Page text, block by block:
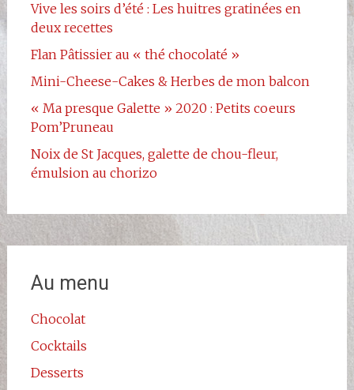
Vive les soirs d’été : Les huitres gratinées en
deux recettes
Flan Pâtissier au « thé chocolaté »
Mini-Cheese-Cakes & Herbes de mon balcon
« Ma presque Galette » 2020 : Petits coeurs
Pom’Pruneau
Noix de St Jacques, galette de chou-fleur,
émulsion au chorizo
Au menu
Chocolat
Cocktails
Desserts